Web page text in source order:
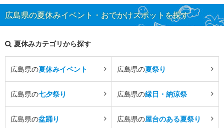
広島県の夏休みイベント・おでかけスポットを探す
夏休みカテゴリから探す
広島県の夏休みイベント 広島県の夏祭り
広島県の七夕祭り 広島県の縁日・納涼祭
広島県の盆踊り 広島県の屋台のある夏祭り